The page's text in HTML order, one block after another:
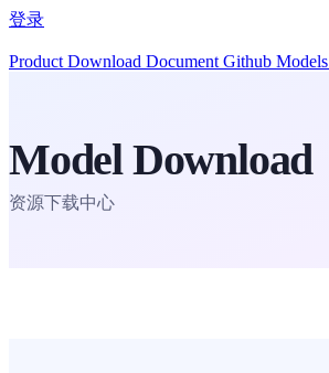
登录
Product Download Document Github Models
Model Download
资源下载中心